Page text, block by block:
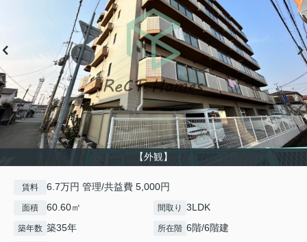
【外観】
賃料 6.7万円 管理/共益費 5,000円
面積 60.60㎡ 間取り 3LDK
築年数 築35年 所在階 6階/6階建